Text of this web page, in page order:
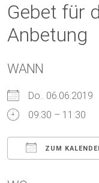
Gebet für
Anbetung
WANN
Do.. 06.06.2019
09:30 – 11:30
ZUM